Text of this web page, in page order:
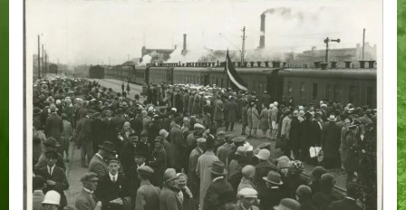
Эмир
Балтийском
вокзале
в
Таллине